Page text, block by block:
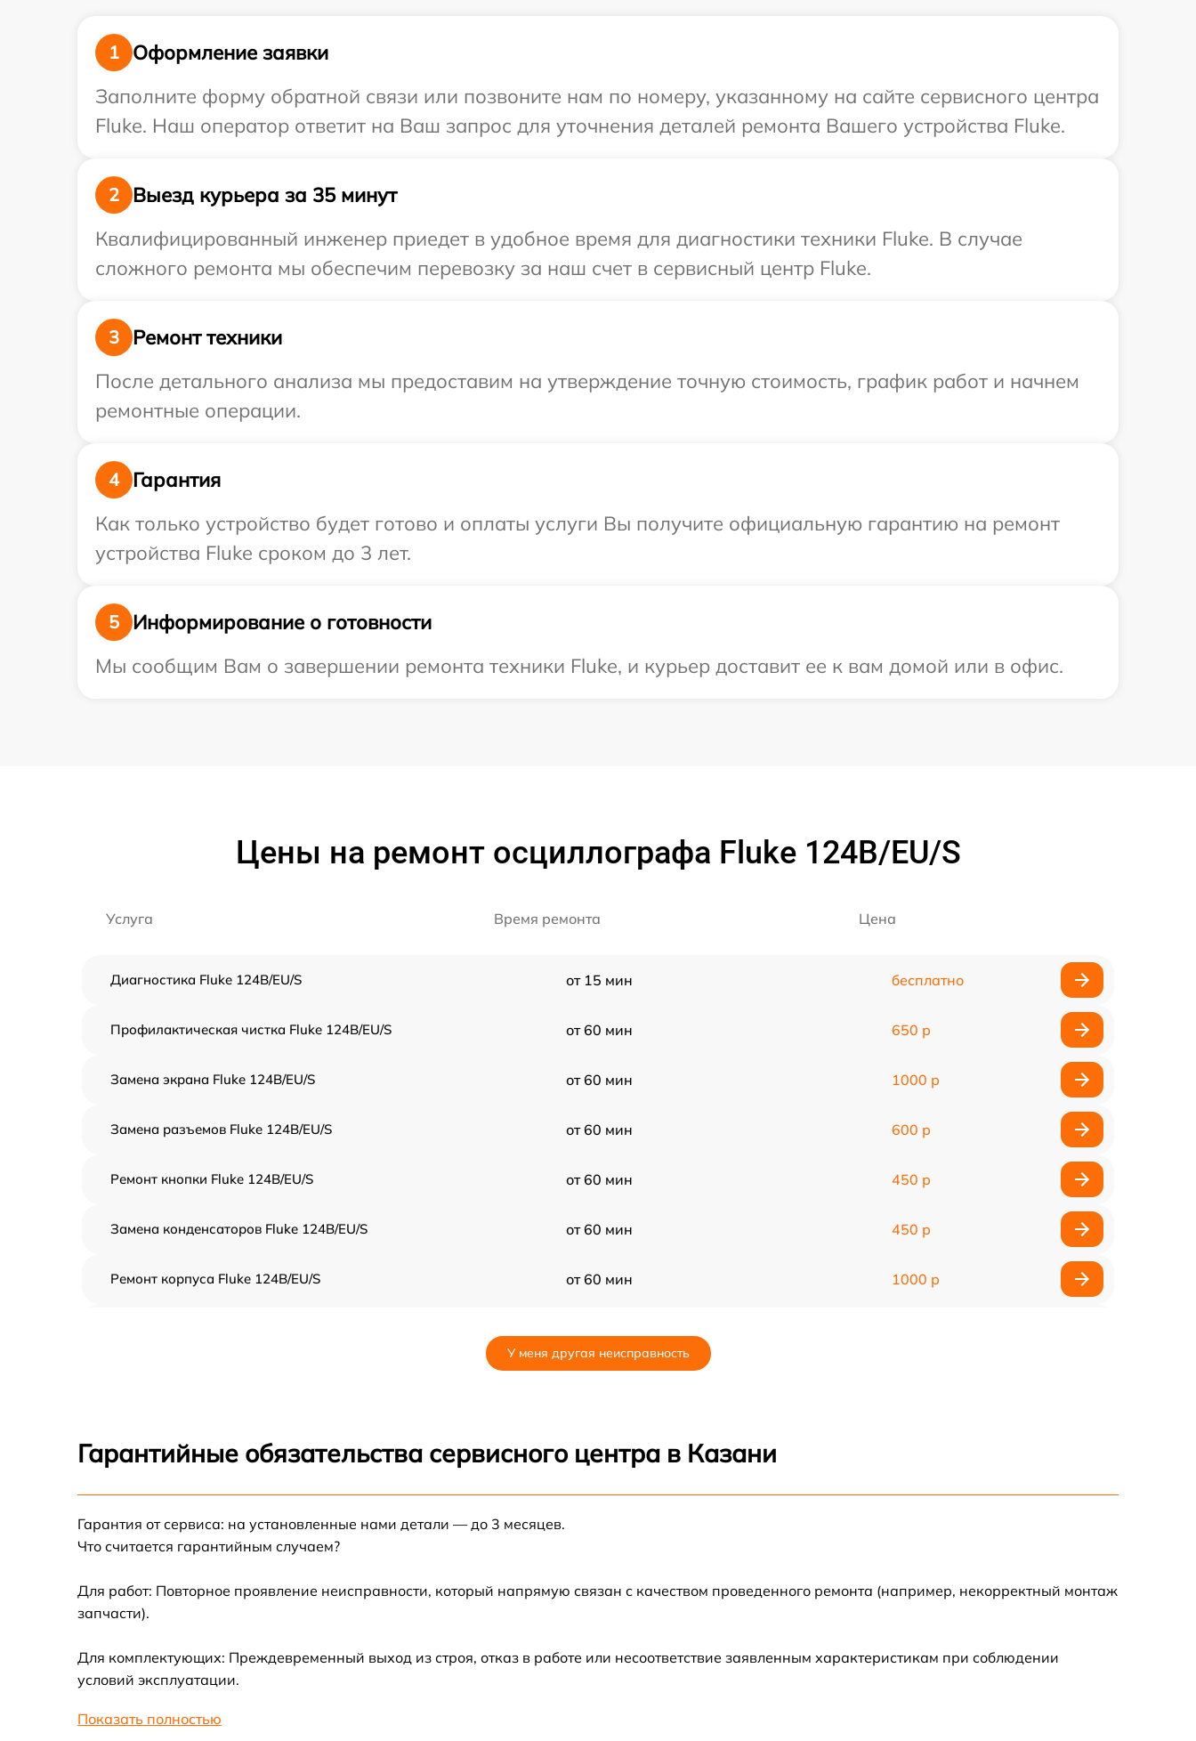
1
Оформление заявки
Заполните форму обратной связи или позвоните нам по номеру, указанному на сайте сервисного центра
Fluke. Наш оператор ответит на Ваш запрос для уточнения деталей ремонта Вашего устройства Fluke.
2
Выезд курьера за 35 минут
Квалифицированный инженер приедет в удобное время для диагностики техники Fluke. В случае
сложного ремонта мы обеспечим перевозку за наш счет в сервисный центр Fluke.
3
Ремонт техники
После детального анализа мы предоставим на утверждение точную стоимость, график работ и начнем
ремонтные операции.
4
Гарантия
Как только устройство будет готово и оплаты услуги Вы получите официальную гарантию на ремонт
устройства Fluke сроком до 3 лет.
5
Информирование о готовности
Мы сообщим Вам о завершении ремонта техники Fluke, и курьер доставит ее к вам домой или в офис.
Цены на ремонт осциллографа Fluke 124B/EU/S
Услуга Время ремонта Цена
Диагностика Fluke 124B/EU/S от 15 мин бесплатно
Профилактическая чистка Fluke 124B/EU/S от 60 мин 650 р
Замена экрана Fluke 124B/EU/S от 60 мин 1000 р
Замена разъемов Fluke 124B/EU/S от 60 мин 600 р
Ремонт кнопки Fluke 124B/EU/S от 60 мин 450 р
Замена конденсаторов Fluke 124B/EU/S от 60 мин 450 р
Ремонт корпуса Fluke 124B/EU/S от 60 мин 1000 р
У меня другая неисправность
Гарантийные обязательства сервисного центра в Казани
Гарантия от сервиса: на установленные нами детали — до 3 месяцев.
Что считается гарантийным случаем?
Для работ: Повторное проявление неисправности, который напрямую связан с качеством проведенного ремонта (например, некорректный монтаж
запчасти).
Для комплектующих: Преждевременный выход из строя, отказ в работе или несоответствие заявленным характеристикам при соблюдении
условий эксплуатации.
Показать полностью